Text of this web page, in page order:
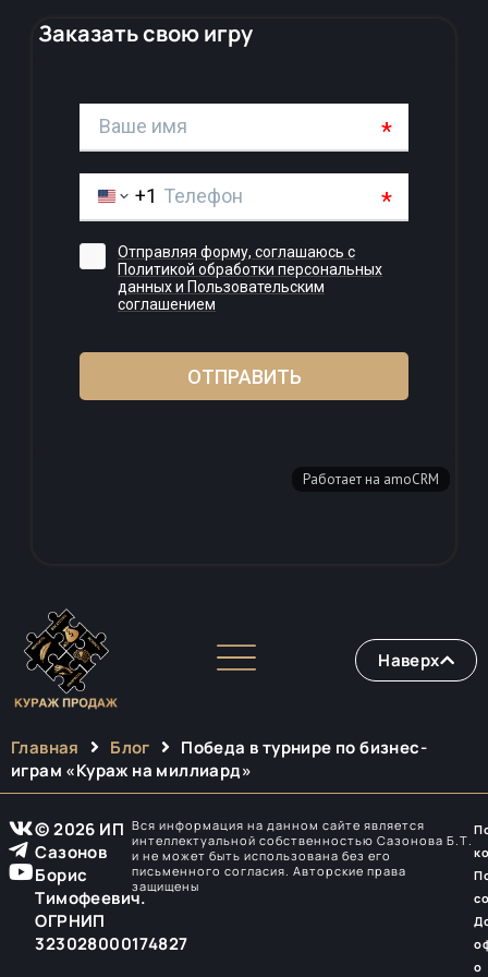
Заказать свою игру
Наверх
Главная Блог
Победа в турнире по бизнес-
играм «Кураж на миллиард»
© 2026 ИП
Сазонов
Борис
Тимофеевич.
ОГРНИП
323028000174827
Вся информация на данном сайте является
интеллектуальной собственностью Сазонова Б.Т.
и не может быть использована без его
письменного согласия. Авторские права
защищены
о